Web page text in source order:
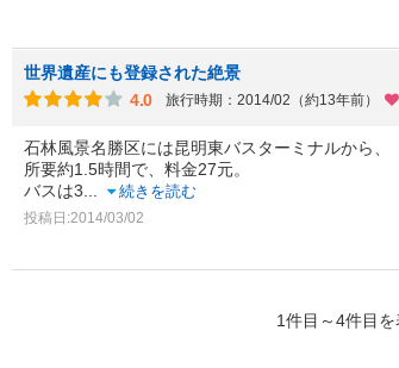
世界遺産にも登録された絶景
4.0
旅行時期：2014/02（約13年前）
石林風景名勝区には昆明東バスターミナルから、
所要約1.5時間で、料金27元。
バスは3
続きを読む
投稿日:2014/03/02
1件目～4件目を